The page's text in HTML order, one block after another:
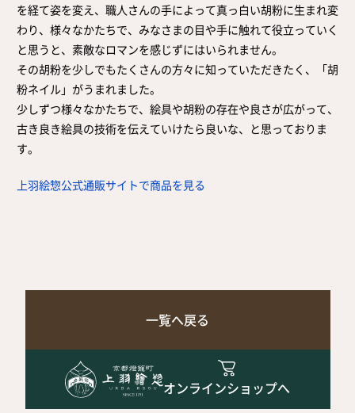
を経て姿を変え、職人さんの手によって真っ白い胡粉に生まれ変
わり、様々なかたちで、みなさまの目や手に触れて役立っていく
と思うと、素敵なロマンを感じずにはいられません。
その胡粉を少しでもたくさんの方々に知っていただきたく、「胡
粉ネイル」がうまれました。
少しずつ様々なかたちで、絵具や胡粉の存在や良さが広がって、
古き良き絵具の技術を伝えていけたら良いな、と思っておりま
す。
上羽絵惣公式通販サイトで商品を見る
一覧へ戻る
オンラインショップへ